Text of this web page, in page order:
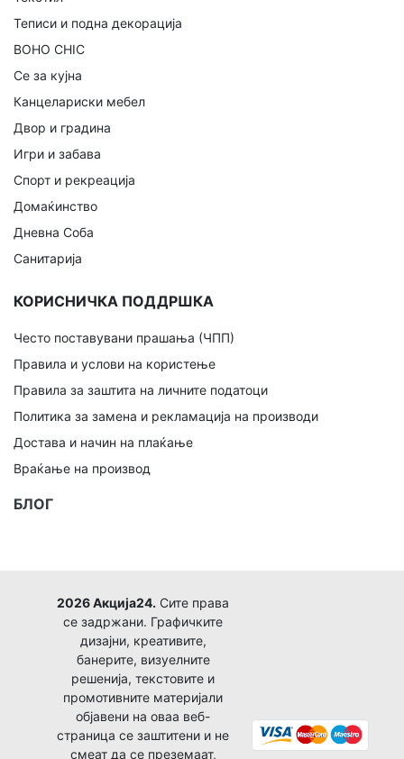
Теписи и подна декорација
BOHO CHIC
Се за кујна
Канцелариски мебел
Двор и градина
Игри и забава
Спорт и рекреација
Домаќинство
Дневна Соба
Санитарија
КОРИСНИЧКА ПОДДРШКА
Често поставувани прашања (ЧПП)
Правила и услови на користење
Правила за заштита на личните податоци
Политика за замена и рекламација на производи
Достава и начин на плаќање
Враќање на производ
БЛОГ
2026 Акција24. Сите права
се задржани. Графичките
дизајни, креативите,
банерите, визуелните
решенија, текстовите и
промотивните материјали
објавени на оваа веб-
страница се заштитени и не
смеат да се преземаат,